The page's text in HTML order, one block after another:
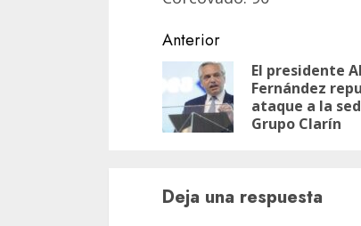
Navegación
de
entradas
Anterior
El presidente
Fernández
ataque a la
Grupo Clarín
Deja una respuesta